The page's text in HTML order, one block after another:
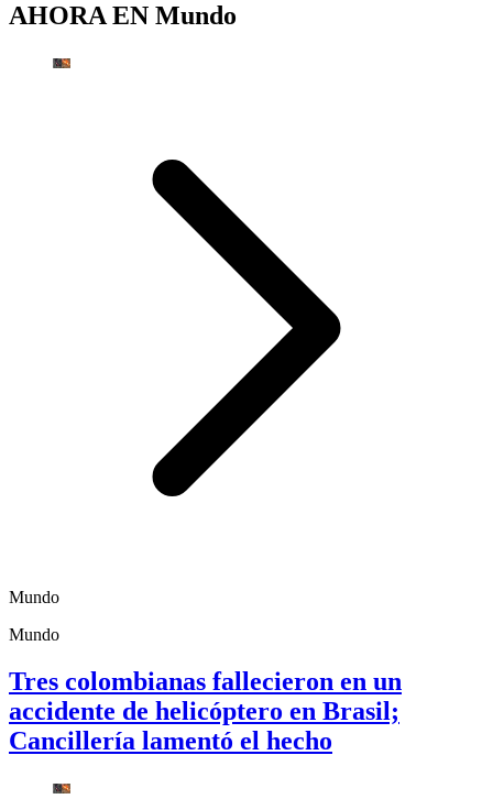
AHORA EN Mundo
Mundo
Mundo
Tres colombianas fallecieron en un
accidente de helicóptero en Brasil;
Cancillería lamentó el hecho